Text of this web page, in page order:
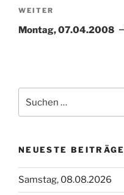
Nächster
Beitrag
WEITER
Montag, 07.04.2008
nach:
NEUESTE BEITRÄGE
Samstag, 08.08.2026